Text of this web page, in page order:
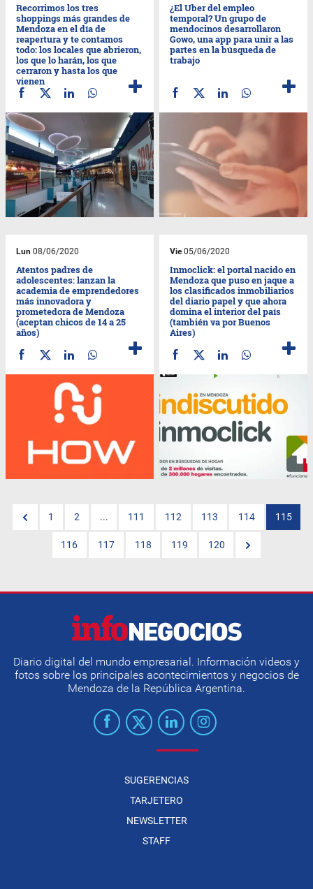
Recorrimos los tres
shoppings más grandes de
Mendoza en el día de
reapertura y te contamos
todo: los locales que abrieron,
los que lo harán, los que
cerraron y hasta los que
vienen
¿El Uber del empleo
temporal? Un grupo de
mendocinos desarrollaron
Gowo, una app para unir a las
partes en la búsqueda de
trabajo
Lun 08/06/2020
Atentos padres de
adolescentes: lanzan la
academia de emprendedores
más innovadora y
prometedora de Mendoza
(aceptan chicos de 14 a 25
años)
Vie05/06/2020
Inmoclick: el portal nacido en
Mendoza que puso en jaque a
los clasificados inmobiliarios
del diario papel y que ahora
domina el interior del país
(también va por Buenos
Aires)
1 2 ... 111 112 113 114 115
116 117 118 119 120
Diario digital del mundo empresarial. Información videos y
fotos sobre los principales acontecimientos y negocios de
Mendoza de la República Argentina.
SUGERENCIAS
TARJETERO
NEWSLETTER
STAFF